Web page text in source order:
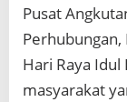
Pusat
Perhubungan,
Hari Raya
masyarakat